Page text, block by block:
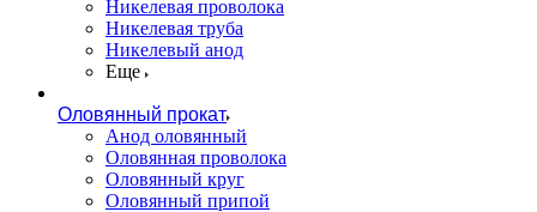
Никелевая проволока
Никелевая труба
Никелевый анод
Еще
Оловянный прокат
Анод оловянный
Оловянная проволока
Оловянный круг
Оловянный припой